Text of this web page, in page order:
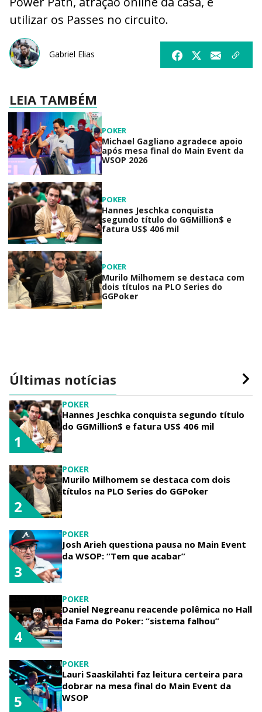
utilizar os Passes no circuito.
Gabriel Elias
LEIA TAMBÉM
POKER
Michael Gagliano agradece apoio
após mesa final do Main Event da
WSOP 2026
POKER
Hannes Jeschka conquista
segundo título do GGMillion$ e
fatura US$ 406 mil
POKER
Murilo Milhomem se destaca com
dois títulos na PLO Series do
GGPoker
Últimas notícias
POKER
Hannes Jeschka conquista segundo título
do GGMillion$ e fatura US$ 406 mil
1
POKER
Murilo Milhomem se destaca com dois
títulos na PLO Series do GGPoker
2
POKER
Josh Arieh questiona pausa no Main Event
da WSOP: “Tem que acabar”
3
POKER
Daniel Negreanu reacende polêmica no Hall
da Fama do Poker: “sistema falhou”
4
POKER
Lauri Saaskilahti faz leitura certeira para
dobrar na mesa final do Main Event da
WSOP
5